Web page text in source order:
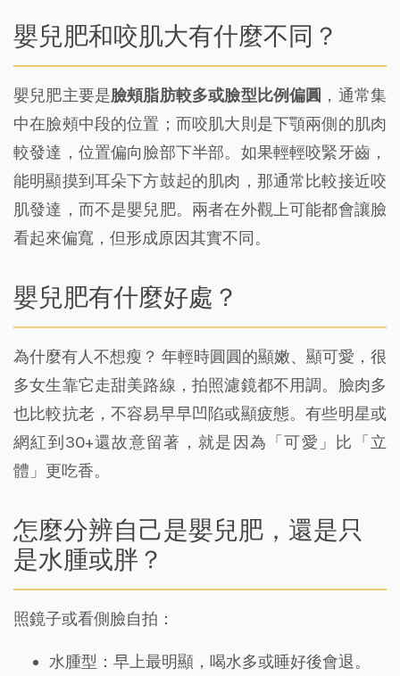
嬰兒肥和咬肌大有什麼不同？
嬰兒肥主要是臉頰脂肪較多或臉型比例偏圓 ，通常集
中在臉頰中段的位置；而咬肌大則是下顎兩側的肌肉
較發達，位置偏向臉部下半部。如果輕輕咬緊牙齒，
能明顯摸到耳朵下方鼓起的肌肉，那通常比較接近咬
肌發達，而不是嬰兒肥。兩者在外觀上可能都會讓臉
看起來偏寬，但形成原因其實不同。
嬰兒肥有什麼好處？
為什麼有人不想瘦？ 年輕時圓圓的顯嫩、顯可愛，很
多女生靠它走甜美路線，拍照濾鏡都不用調。臉肉多
也比較抗老，不容易早早凹陷或顯疲態。有些明星或
網紅到30+還故意留著，就是因為「可愛」比「立
體」更吃香。
怎麼分辨自己是嬰兒肥，還是只
是水腫或胖？
照鏡子或看側臉自拍：
水腫型：早上最明顯，喝水多或睡好後會退。